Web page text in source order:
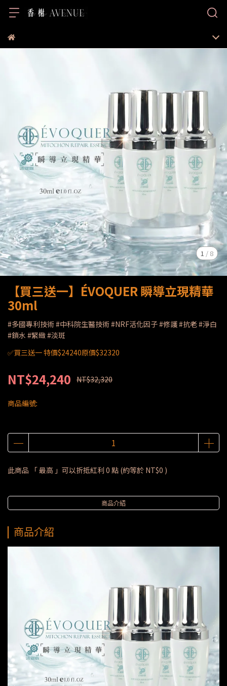
1 / 8
【買三送一】ÉVOQUER 瞬導立現精華
30ml
#多國專利技術 #中科院生醫技術 #NRF活化因子 #修護 #抗老 #淨白
#鎖水 #緊緻 #淡斑
✅買三送一 特價$24240原價$32320
NT$24,240 NT$32,320
商品編號:
此商品 「 最高 」可以折抵紅利 0 點 (約等於 NT$0 )
商品介紹
商品介紹